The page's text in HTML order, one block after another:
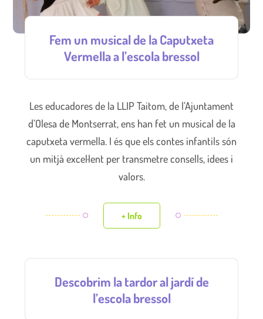
Fem un musical de la Caputxeta
Vermella a l’escola bressol
Les educadores de la LLIP Taitom, de l’Ajuntament
d’Olesa de Montserrat, ens han fet un musical de la
caputxeta vermella. I és que els contes infantils són
un mitjà excel·lent per transmetre consells, idees i
valors.
+ Info
Descobrim la tardor al jardí de
l’escola bressol